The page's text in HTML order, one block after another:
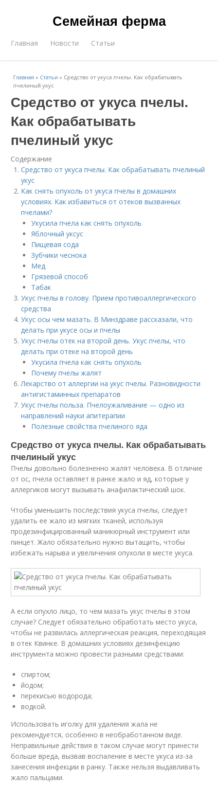
Семейная ферма
Главная Новости Статьи
Главная » Статьи » Средство от укуса пчелы. Как обрабатывать
пчелиный укус
Средство от укуса пчелы.
Как обрабатывать
пчелиный укус
Содержание
Средство от укуса пчелы. Как обрабатывать пчелиный
укус
Как снять опухоль от укуса пчелы в домашних
условиях. Как избавиться от отеков вызванных
пчелами?
Укусила пчела как снять опухоль
Яблочный уксус
Пищевая сода
Зубчики чеснока
Мед
Грязевой способ
Табак
Укус пчелы в голову. Прием противоаллергического
средства
Укус осы чем мазать. В Минздраве рассказали, что
делать при укусе осы и пчелы
Укус пчелы отек на второй день. Укус пчелы, что
делать при отеке на второй день
Укусила пчела как снять опухоль
Почему пчелы жалят
Лекарство от аллергии на укус пчелы. Разновидности
антигистаминных препаратов
Укус пчелы польза. Пчелоужаливание — одно из
направлений науки апитерапии
Полезные свойства пчелиного яда
Средство от укуса пчелы. Как обрабатывать
пчелиный укус
Пчелы довольно болезненно жалят человека. В отличие
от ос, пчела оставляет в ранке жало и яд, которые у
аллергиков могут вызывать анафилактический шок.
Чтобы уменьшить последствия укуса пчелы, следует
удалить ее жало из мягких тканей, используя
продезинфицированный маникюрный инструмент или
пинцет. Жало обязательно нужно вытащить, чтобы
избежать нарыва и увеличения опухоли в месте укуса.
А если опухло лицо, то чем мазать укус пчелы в этом
случае? Следует обязательно обработать место укуса,
чтобы не развилась аллергическая реакция, переходящая
в отек Квинке. В домашних условиях дезинфекцию
инструмента можно провести разными средствами:
спиртом;
йодом;
перекисью водорода;
водкой.
Использовать иголку для удаления жала не
рекомендуется, особенно в необработанном виде.
Неправильные действия в таком случае могут принести
больше вреда, вызвав воспаление в месте укуса из-за
занесения инфекции в ранку. Также нельзя выдавливать
жало пальцами.